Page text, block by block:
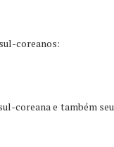
coreanos:
coreana e também seu